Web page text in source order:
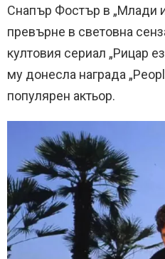
Снапър Фостър в „Млади
превърне в световна
култовия сериал „Рицар
му донесла награда
популярен актьор.